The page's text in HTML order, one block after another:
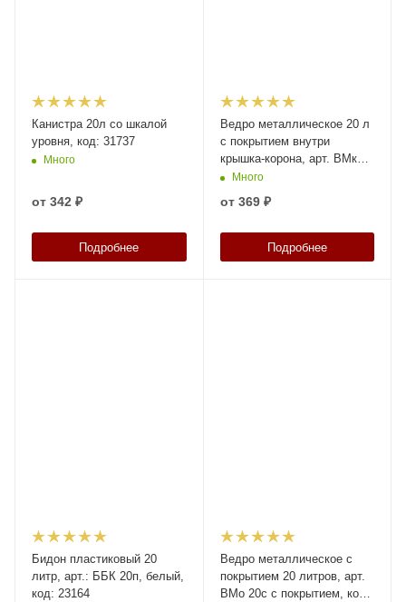
Канистра 20л со шкалой
уровня, код: 31737
Много
от 342 ₽
Подробнее
Ведро металлическое 20 л
с покрытием внутри
крышка-корона, арт. ВМк
20с с покрытием, код:
Много
от 369 ₽
Подробнее
Бидон пластиковый 20
литр, арт.: ББК 20п, белый,
код: 23164
Ведро металлическое с
покрытием 20 литров, арт.
ВМо 20с с покрытием, код: